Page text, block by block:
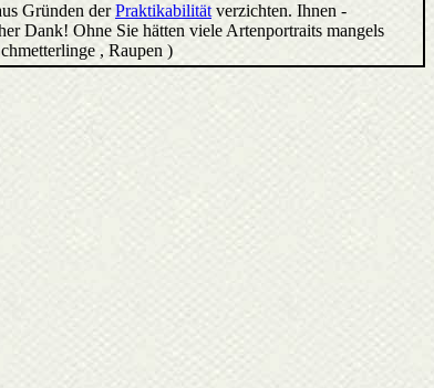
Gründen derPraktikabilität verzichten. Ihnen -
Dank! Ohne Sie hätten viele Artenportraits mangels
, Raupen )